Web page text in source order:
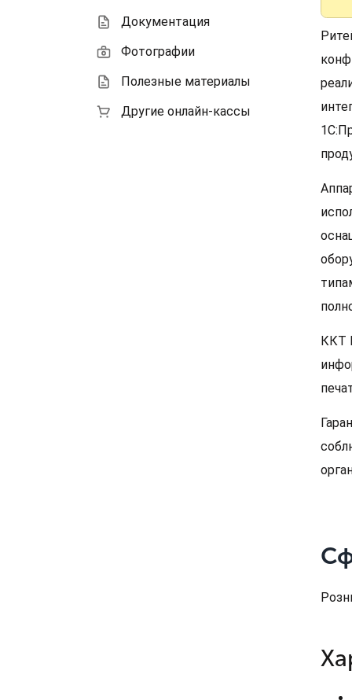
Документация
Фотографии
Полезные материалы
Другие онлайн-кассы
ККТ